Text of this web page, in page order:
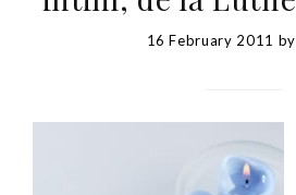
16 February 2011 by